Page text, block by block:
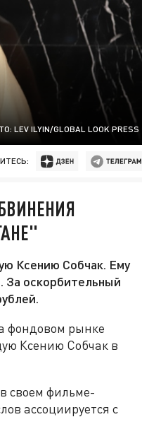
LEV ILYIN/GLOBAL LOOK PRESS
Ксению Собчак. Ему
За оскорбительный
фондовом рынке
Ксению Собчак в
своем фильме-
ассоциируется с